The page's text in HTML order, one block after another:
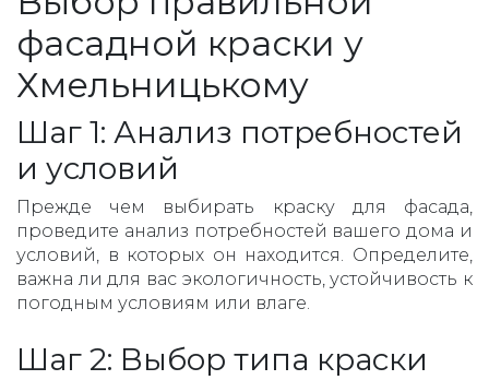
фасадной краски у
Хмельницькому
Шаг 1: Анализ потребностей
и условий
Прежде чем выбирать краску для фасада,
проведите анализ потребностей вашего дома и
условий, в которых он находится. Определите,
важна ли для вас экологичность, устойчивость к
погодным условиям или влаге.
Шаг 2: Выбор типа краски